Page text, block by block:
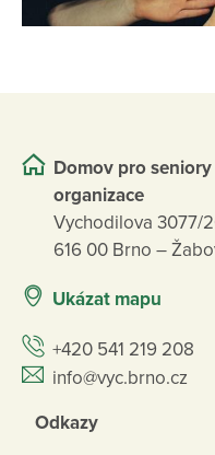
Domov pro
organizace
Vychodilova 3077/
616 00 Brno –
Ukázat mapu
+420 541 219 208
info@vyc.brno.cz
Odkazy